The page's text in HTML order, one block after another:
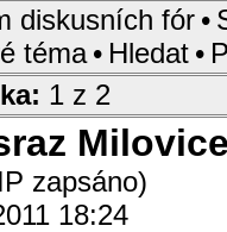
diskusních fór •
téma • Hledat •
1 z 2
zapsáno)
18:24